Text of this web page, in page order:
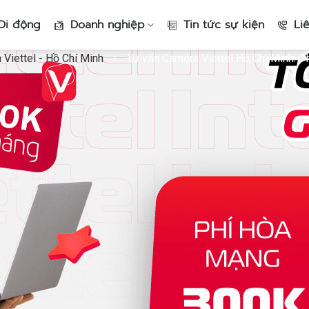
động Doanh nghiệp Tin tức sự kiện
Viettel - Hồ Chí Minh › Tư vấn Camera Viettel Hồ Chí Minh: